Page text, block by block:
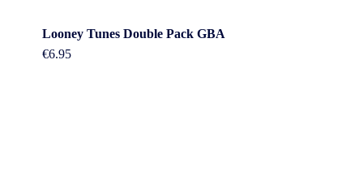
Looney Tunes Double Pack GBA
€6.95